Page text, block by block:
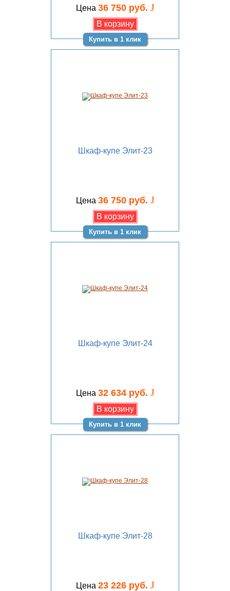
Цена 36 750 руб. J
Купить в 1 клик
Шкаф-купе Элит-23
Цена 36 750 руб. J
Купить в 1 клик
Шкаф-купе Элит-24
Цена 32 634 руб. J
Купить в 1 клик
Шкаф-купе Элит-28
Цена 23 226 руб. J